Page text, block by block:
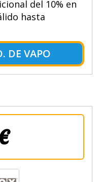
del 10% en
hasta
DE VAPO